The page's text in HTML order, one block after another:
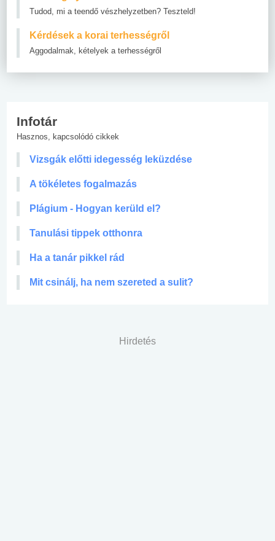
Tudod, mi a teendő vészhelyzetben? Teszteld!
Kérdések a korai terhességről
Aggodalmak, kételyek a terhességről
Infotár
Hasznos, kapcsolódó cikkek
Vizsgák előtti idegesség leküzdése
A tökéletes fogalmazás
Plágium - Hogyan kerüld el?
Tanulási tippek otthonra
Ha a tanár pikkel rád
Mit csinálj, ha nem szereted a sulit?
Hirdetés